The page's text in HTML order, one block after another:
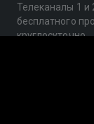
Телеканалы 1 и
бесплатного
круглосуточно.